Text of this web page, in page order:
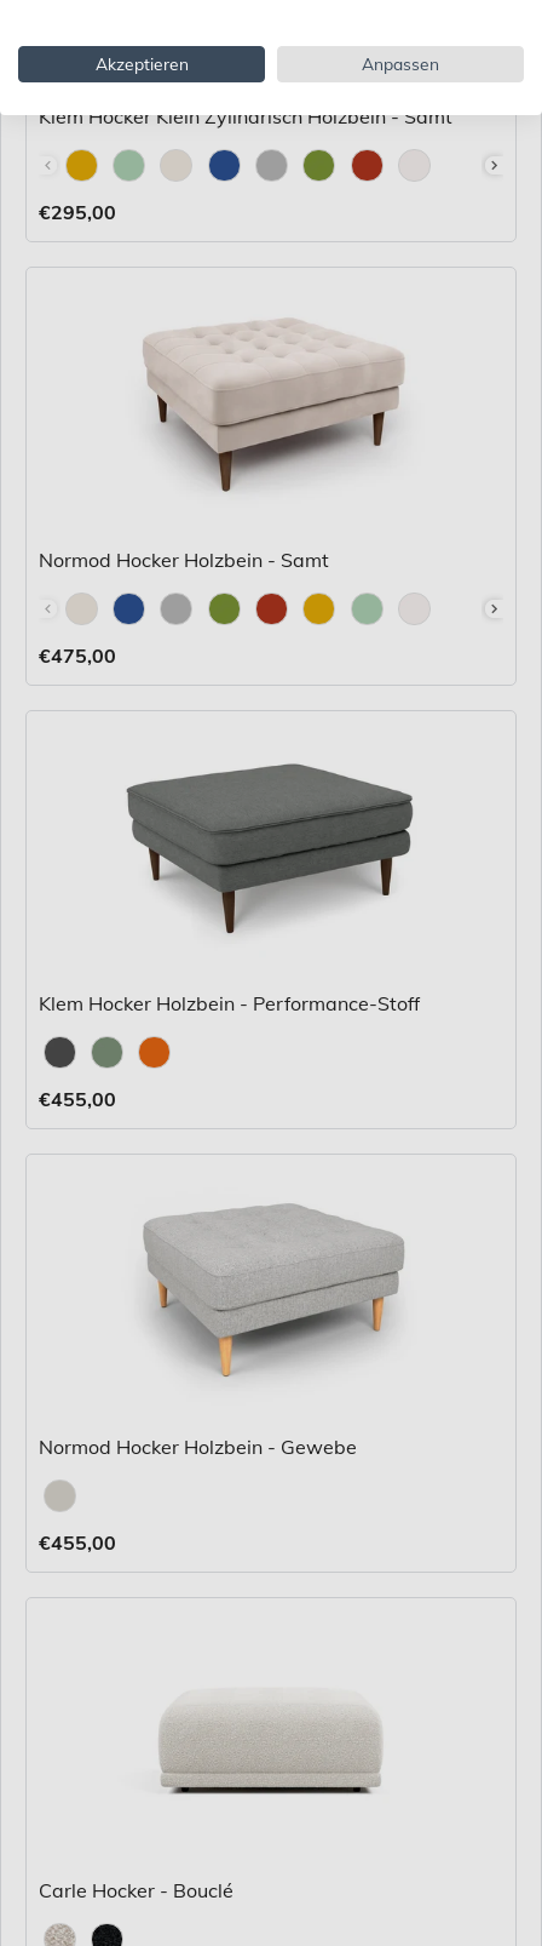
Klem Hocker Klein Zylindrisch Holzbein - Samt
Stoff
€295,00
Normod Hocker Holzbein - Samt
Stoff
€475,00
Klem Hocker Holzbein - Performance-Stoff
Stoff
€455,00
Normod Hocker Holzbein - Gewebe
Stoff
€455,00
Carle Hocker - Bouclé
Stoff
Akzeptieren Anpassen